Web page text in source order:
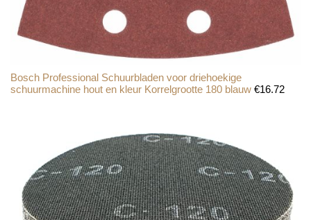
Bosch Professional Schuurbladen voor driehoekige
schuurmachine hout en kleur Korrelgrootte 180 blauw €16.72